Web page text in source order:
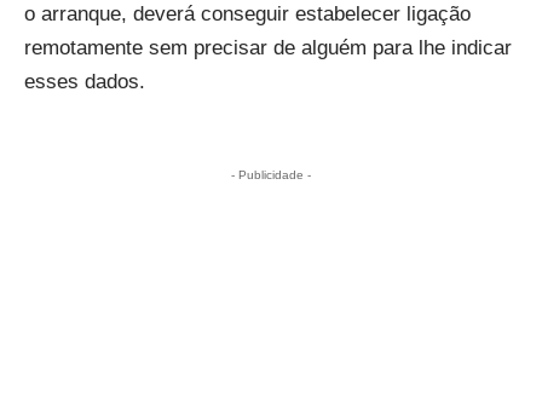
o arranque, deverá conseguir estabelecer ligação
remotamente sem precisar de alguém para lhe indicar
esses dados.
- Publicidade -